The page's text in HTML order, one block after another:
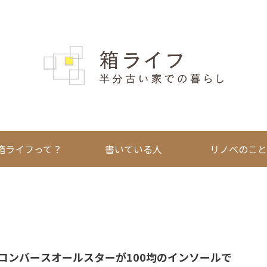
ライフって？ 書いている人 リノベのこと
ンバースオールスターが100均のインソールで